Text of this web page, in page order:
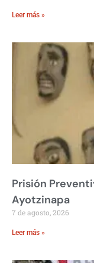
Leer más »
Prisión
Ayotzinapa
7 de agosto, 2026
Leer más »